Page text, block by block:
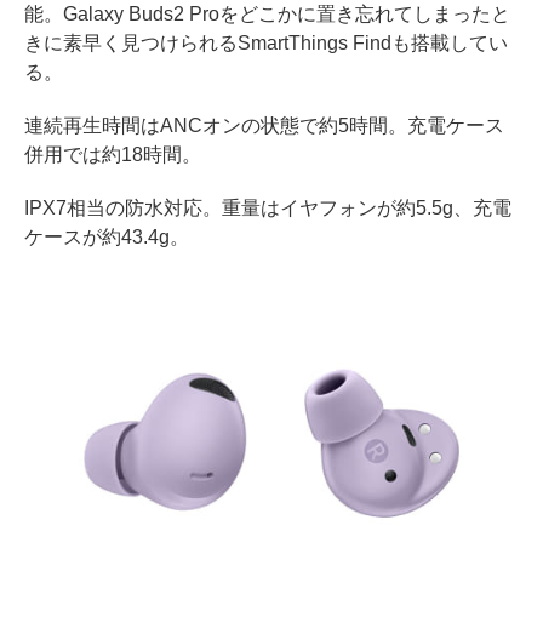
能。Galaxy Buds2 Proをどこかに置き忘れてしまったと
きに素早く見つけられるSmartThings Findも搭載してい
る。
連続再生時間はANCオンの状態で約5時間。充電ケース
併用では約18時間。
IPX7相当の防水対応。重量はイヤフォンが約5.5g、充電
ケースが約43.4g。